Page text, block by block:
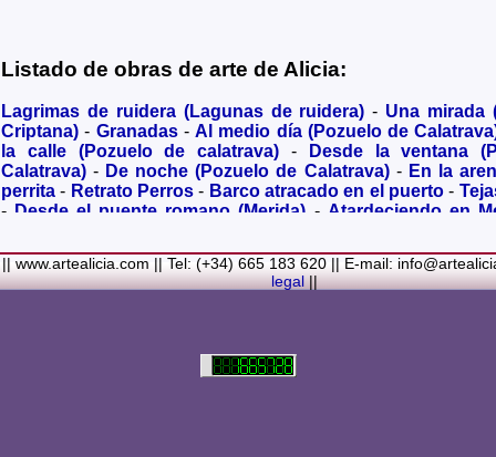
Listado de obras de arte de Alicia:
Lagrimas de ruidera (Lagunas de ruidera) - Una mirada
Criptana) - Granadas-Al medio día (Pozuelo de
la calle (Pozuelo de calatrava) -
Desde la ventana
Calatrava) - De noche (Pozuelo de Calatrava)- En la
perrita - Retrato Perros - Barco atracado en el puerto -
- Desde el puente romano (Merida) - Atardeciendo en
(Bolaños de Calatrava)-Membrillos madurando al sol-
costa-A dormir (Cuadro infantil)-En flor-Ramo de
Familiar-La fuente (La Alhambra de Granada)-Acuarela
Puerta de Ciruela en 1868 (Ciudad
del Alcazar en tiempo de Juan II (Ciudad Real)
|| www.artealicia.com || Tel: (+34) 665 183 620 || E-mail:
legal||